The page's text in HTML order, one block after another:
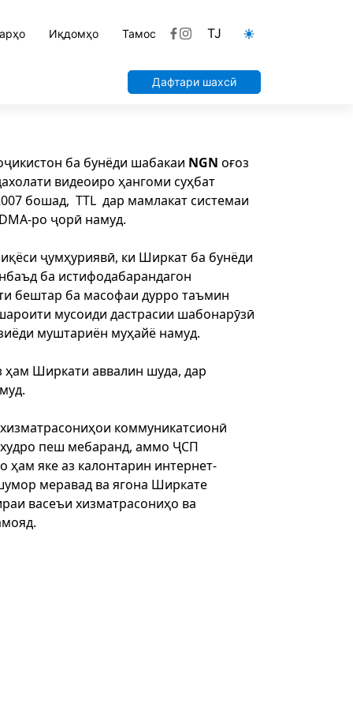
Иқдомҳо Тамос TJ
Дафтари шахсӣ
ба бунёди шабакаи NGN оғоз
видеоиро ҳангоми суҳбат
бошад, TTL дар мамлакат системаи
ро ҷорӣ намуд.
ҷумҳуриявӣ, ки Ширкат ба бунёди
ба истифодабарандагон
бештар ба масофаи дурро таъмин
мусоиди дастрасии шабонарӯзӣ
муштариён муҳайё намуд.
ҳам Ширкати аввалин шуда, дар
коммуникатсионӣ
пеш мебаранд, аммо ҶСП
ҳам яке аз калонтарин интернет-
меравад ва ягона Ширкате
васеъи хизматрасониҳо ва